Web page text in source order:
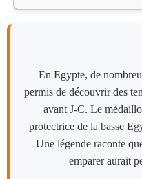
En Egypte, de
permis de découvrir des
avant J-C. Le
protectrice de la basse
Une légende raconte
emparer aurait